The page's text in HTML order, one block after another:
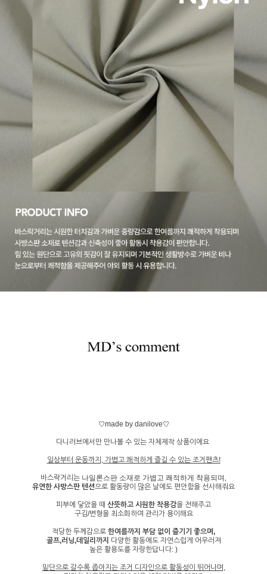
♡made by danilove♡
다니러브에서만 만나볼 수 있는 자체제작 상품이에요
일상부터 운동까지, 가볍고 쾌적하게 즐길 수 있는 조거팬츠!
바스락거리는 나일론스판 소재로 가볍고 쾌적하게 착용되며,
유연한 사방스판 텐션으로 활동량이 많은 날에도 편안함을 선사해줘요
피부에 닿았을 때 산뜻하고 시원한 착용감을 전해주고
구김/변형을 최소화하여 관리가 용이해요
적당한 두께감으로 한여름까지 부담 없이 즐기기 좋으며,
골프,러닝,데일리까지 다양한 활동에도 자연스럽게 어우러져
높은 활용도를 자랑한답니다: )
밑단으로 갈수록 좁아지는 조거 디자인으로 활동성이 뛰어나며,